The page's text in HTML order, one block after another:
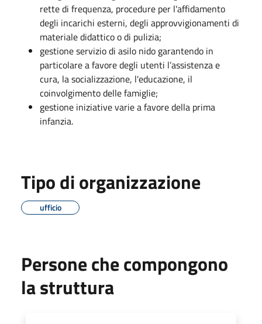
rette di frequenza, procedure per l'affidamento
degli incarichi esterni, degli approvvigionamenti di
materiale didattico o di pulizia;
gestione servizio di asilo nido garantendo in
particolare a favore degli utenti l’assistenza e
cura, la socializzazione, l'educazione, il
coinvolgimento delle famiglie;
gestione iniziative varie a favore della prima
infanzia.
Tipo di organizzazione
ufficio
Persone che compongono
la struttura